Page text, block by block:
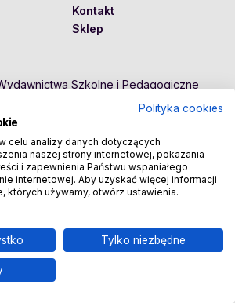
Kontakt
Sklep
Szkolne i Pedagogiczne
Polityka cookies
celu analizy danych dotyczących
naszej strony internetowej, pokazania
i zapewnienia Państwu wspaniałego
internetowej. Aby uzyskać więcej informacji
których używamy, otwórz ustawienia.
Tylko niezbędne